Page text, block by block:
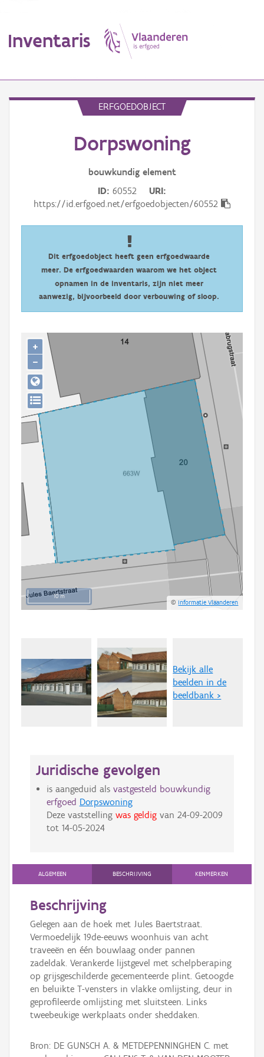
Inventaris
Persoon of collectief
Downloads
Aanmelden
ERFGOEDOBJECT
Dorpswoning
bouwkundig element
ID 60552
URI
https://id.erfgoed.net/erfgoedobjecten/60552
Dit erfgoedobject heeft geen erfgoedwaarde
meer. De erfgoedwaarden waarom we het object
opnamen in de inventaris, zijn niet meer
aanwezig, bijvoorbeeld door verbouwing of sloop.
10 m
©Informatie Vlaanderen
+
−
Bekijk alle
beelden in de
beeldbank >
Juridische gevolgen
is aangeduid als vastgesteld bouwkundig
erfgoed Dorpswoning
Deze vaststelling was geldigvan 24-09-2009
tot 14-05-2024
ALGEMEEN BESCHRIJVING KENMERKEN
Beschrijving
Gelegen aan de hoek met Jules Baertstraat.
Vermoedelijk 19de-eeuws woonhuis van acht
traveeën en één bouwlaag onder pannen
zadeldak. Verankerde lijstgevel met schelpberaping
op grijsgeschilderde gecementeerde plint. Getoogde
en beluikte T-vensters in vlakke omlijsting, deur in
geprofileerde omlijsting met sluitsteen. Links
tweebeukige werkplaats onder sheddaken.
Bron: DE GUNSCH A. & METDEPENNINGHEN C. met